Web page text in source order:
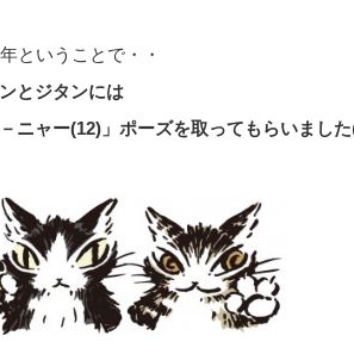
ということで・・
とジタンには
－ニャー(12)」ポーズを取ってもらいました